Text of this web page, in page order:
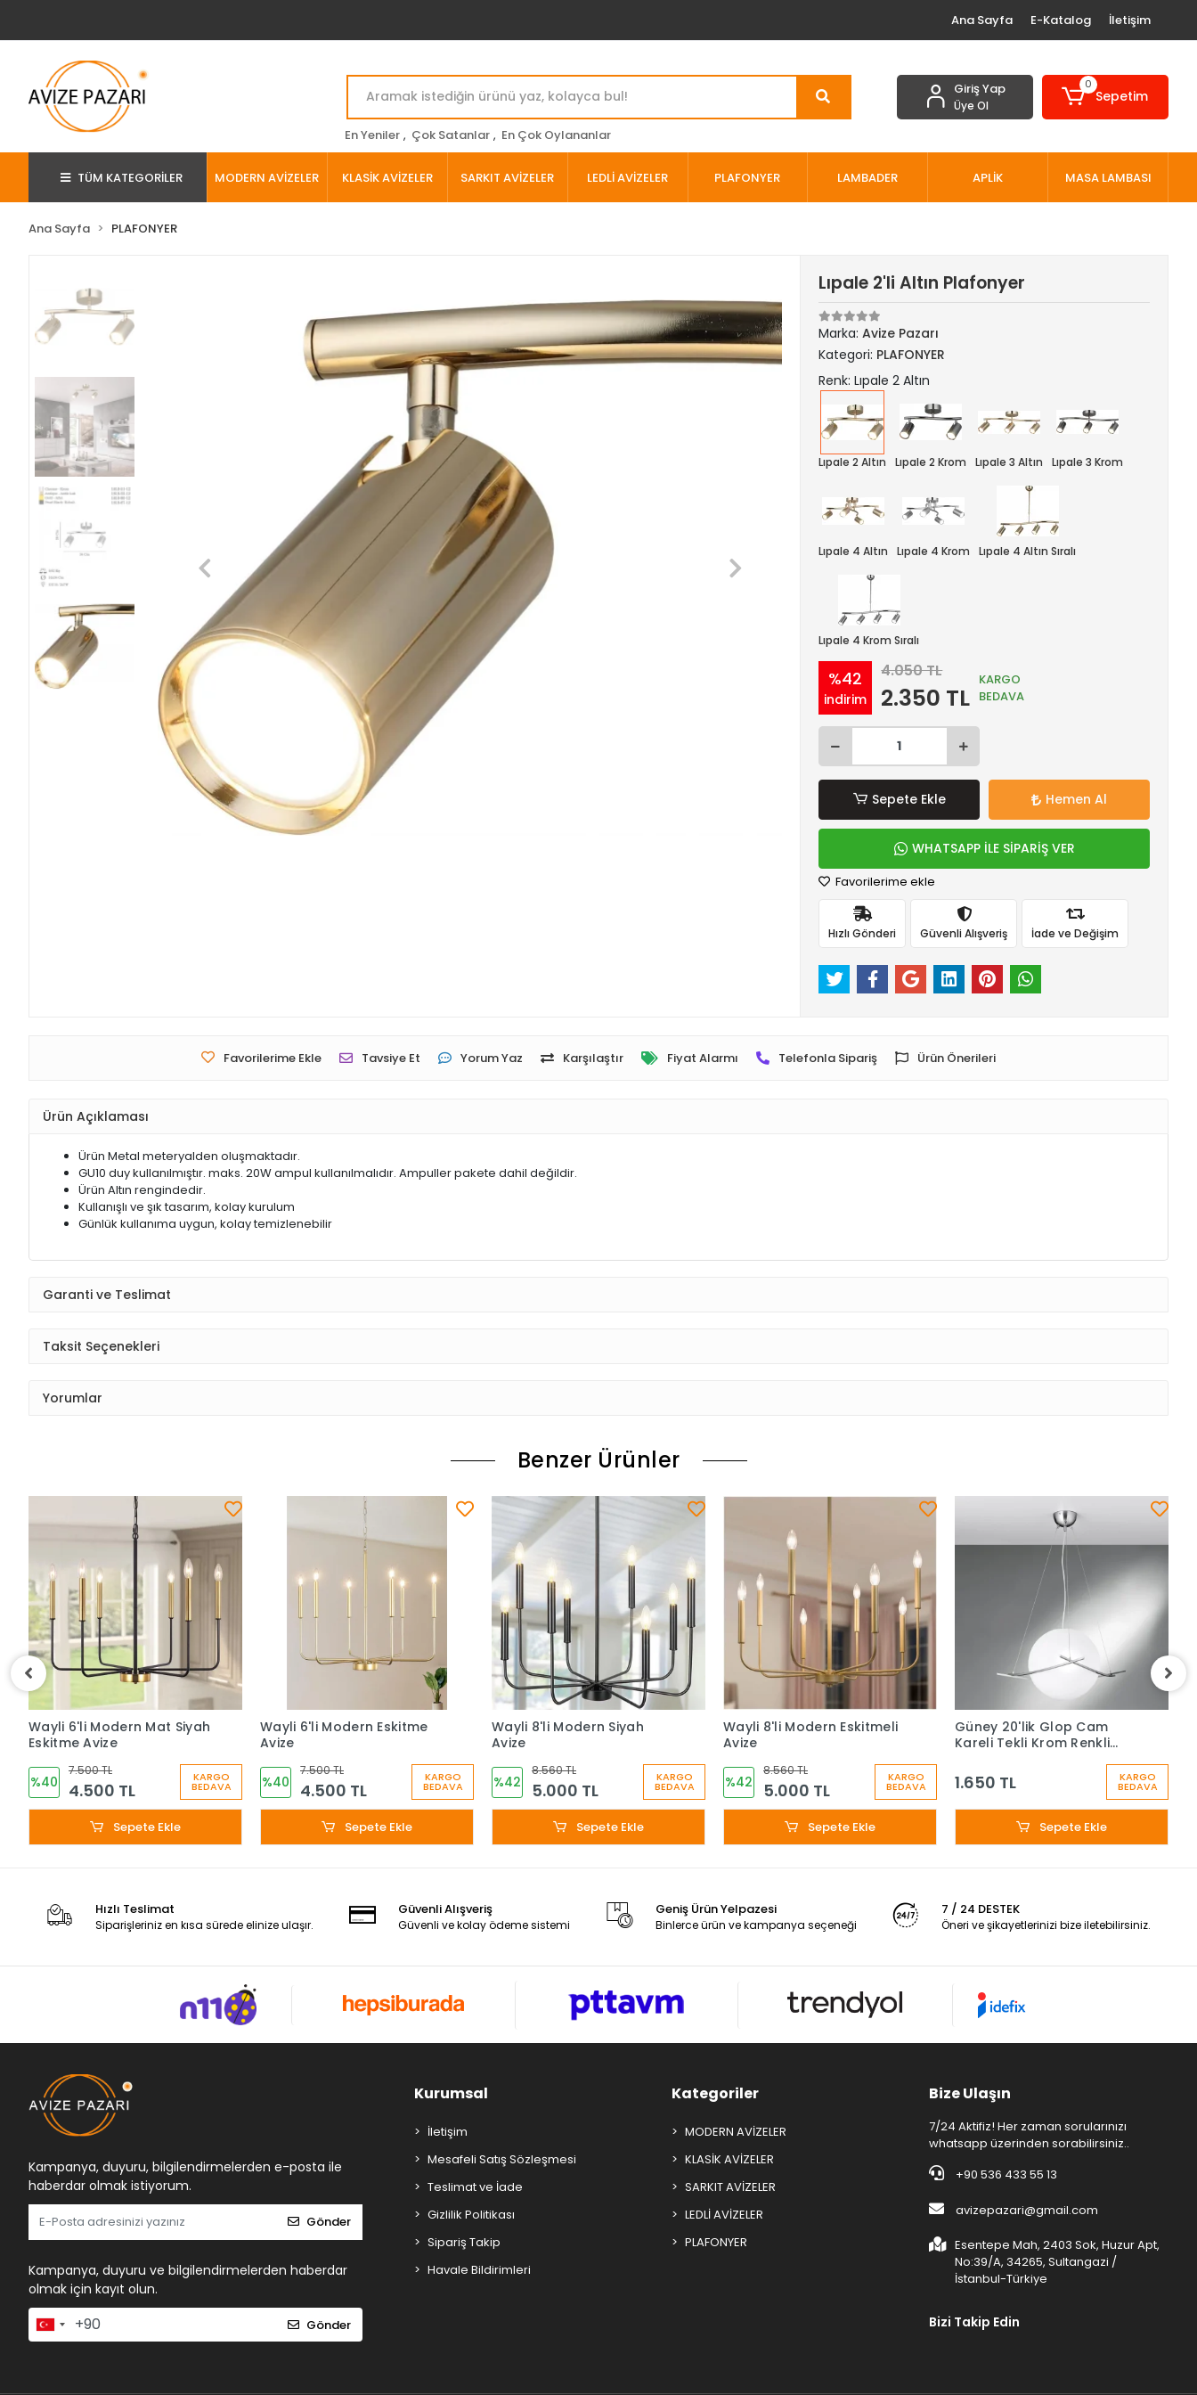
Ana Sayfa E-Katalog İletişim
En Yeniler , Çok Satanlar , En Çok Oylananlar
Giriş Yap
Üye Ol
0
Sepetim
TÜM KATEGORİLER MODERN AVİZELER KLASİK AVİZELER SARKIT AVİZELER LEDLİ AVİZELER PLAFONYER LAMBADER APLİK MASA LAMBASI
Ana Sayfa PLAFONYER
Lıpale 2'li Altın Plafonyer
Marka:Avize Pazarı
Kategori: PLAFONYER
Renk: Lıpale 2 Altın
Lıpale 2 Altın Lıpale 2 Krom Lıpale 3 Altın Lıpale 3 Krom
Lıpale 4 Altın Lıpale 4 Krom Lıpale 4 Altın Sıralı
Lıpale 4 Krom Sıralı
%42
indirim
4.050 TL
2.350 TL
KARGO
BEDAVA
Sepete Ekle Hemen Al
WHATSAPP İLE SİPARİŞ VER
Favorilerime ekle
Hızlı Gönderi Güvenli Alışveriş İade ve Değişim
Favorilerime Ekle Tavsiye Et Yorum Yaz Karşılaştır Fiyat Alarmı Telefonla Sipariş Ürün Önerileri
Ürün Açıklaması
Ürün Metal meteryalden oluşmaktadır.
GU10 duy kullanılmıştır. maks. 20W ampul kullanılmalıdır. Ampuller pakete dahil değildir.
Ürün Altın rengindedir.
Kullanışlı ve şık tasarım, kolay kurulum
Günlük kullanıma uygun, kolay temizlenebilir
Garanti ve Teslimat
Taksit Seçenekleri
Yorumlar
Benzer Ürünler
Wayli 6'li Modern Mat Siyah
Eskitme Avize
%40
7.500 TL
4.500 TL
KARGO
BEDAVA
Sepete Ekle
Wayli 6'li Modern Eskitme
Avize
%40
7.500 TL
4.500 TL
KARGO
BEDAVA
Sepete Ekle
Wayli 8'li Modern Siyah
Avize
%42
8.560 TL
5.000 TL
KARGO
BEDAVA
Sepete Ekle
Wayli 8'li Modern Eskitmeli
Avize
%42
8.560 TL
5.000 TL
KARGO
BEDAVA
Sepete Ekle
Güney 20'lik Glop Cam
Kareli Tekli Krom Renkli
1.650 TL KARGO
BEDAVA
Sepete Ekle
Hızlı Teslimat
Siparişleriniz en kısa sürede elinize ulaşır.
Güvenli Alışveriş
Güvenli ve kolay ödeme sistemi
Geniş Ürün Yelpazesi
Binlerce ürün ve kampanya seçeneği
7 / 24 DESTEK
Öneri ve şikayetlerinizi bize iletebilirsiniz.
Kampanya, duyuru, bilgilendirmelerden e-posta ile
haberdar olmak istiyorum.
Gönder
Kampanya, duyuru ve bilgilendirmelerden haberdar
olmak için kayıt olun.
Gönder
Kurumsal
İletişim
Mesafeli Satış Sözleşmesi
Teslimat ve İade
Gizlilik Politikası
Sipariş Takip
Havale Bildirimleri
Kategoriler
MODERN AVİZELER
KLASİK AVİZELER
SARKIT AVİZELER
LEDLİ AVİZELER
PLAFONYER
Bize Ulaşın
7/24 Aktifiz! Her zaman sorularınızı
whatsapp üzerinden sorabilirsiniz..
+90 536 433 55 13
avizepazari@gmail.com
Esentepe Mah, 2403 Sok, Huzur Apt,
No:39/A, 34265, Sultangazi /
İstanbul-Türkiye
Bizi Takip Edin